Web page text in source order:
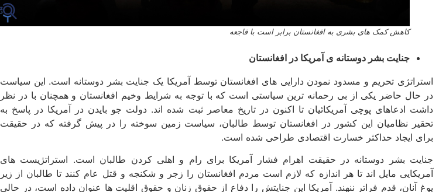
کاهش کمک های بشری به افغانستان برابر است با فاجعه
جنایت بشر دوستانه­ ی آمریکا در افغانستان
استراتژی تحریم و مسدود نمودن دارایی های افغانستان توسط آمریکا یک جنایت بشر دوستانه است. این سیاست
در حال حاضر یکی از بی رحمانه ­ترین سیاستی است که با توجه به شرایط وخیم افغانستان و همچنان با در نظر
داشت ادعاهای پوچی آمریکائیان تا اکنون در تاریخ معاصر ثبت شده اند. دولت جو بایدن در آمریکا در پاسخ به
تحقیر نظامیان این کشور در افغانستان توسط طالبان، سیاست زمین سوخته را در پیش گرفته که در حقیقت
برای ایجاد حداکثر خسارت اقتصادی طراحی شده است.
جنایت بشر دوستانه در حقیقت اهرام فشار آمریکا برای رام و اهلی کردن طالبان است. استراتژیست های
آمریکایی مایل اند تا هر اندازه که لازم است مردم افغانستان را زجر و شکنجه و قتل عام کنند تا طالبان از زیر
یوغ آنان، قدم فراتر ننهند. آمریکا این جنایتش را دفاع از حقوق زنان و حقوق اقلیت ­ها عنوان داده است، در حالی